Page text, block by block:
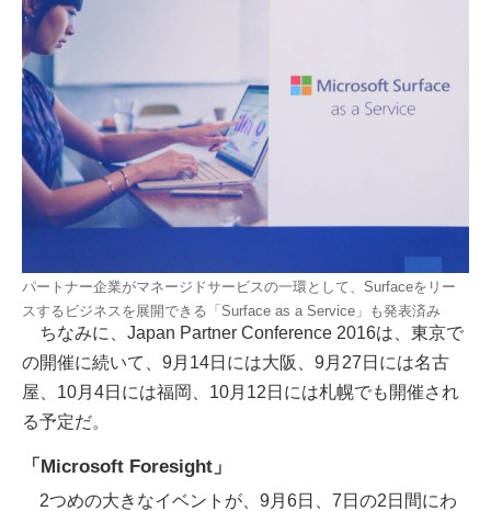
パートナー企業がマネージドサービスの一環として、Surfaceをリー
スするビジネスを展開できる「Surface as a Service」も発表済み
ちなみに、Japan Partner Conference 2016は、東京で
の開催に続いて、9月14日には大阪、9月27日には名古
屋、10月4日には福岡、10月12日には札幌でも開催され
る予定だ。
「Microsoft Foresight」
2つめの大きなイベントが、9月6日、7日の2日間にわ